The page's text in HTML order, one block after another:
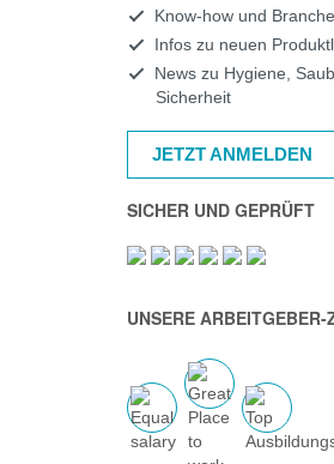
Know-how und
Infos zu neuen
News zu Hygiene,
Sicherheit
JETZT ANMELDEN
SICHER UND GEPRÜFT
UNSERE